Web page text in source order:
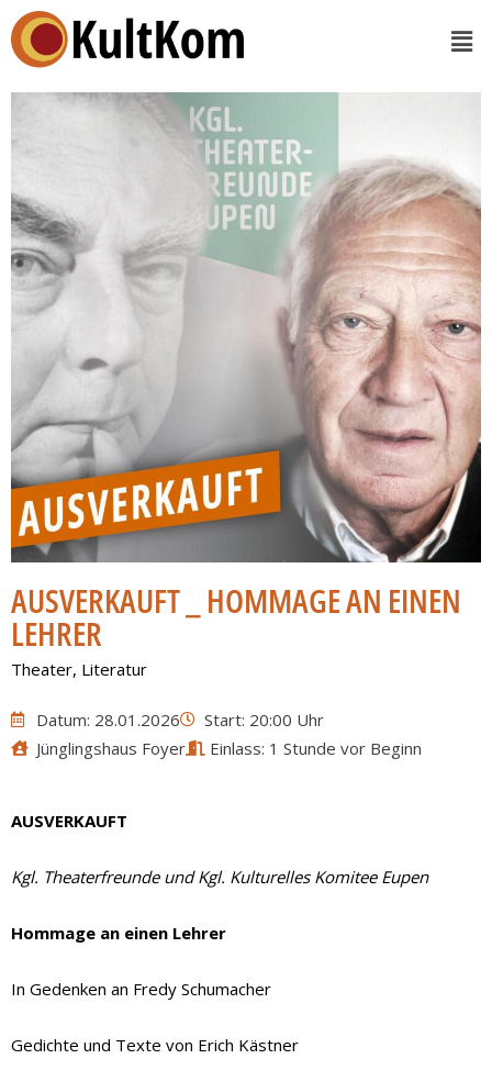
AUSVERKAUFT _ HOMMAGE AN EINEN
LEHRER
Theater, Literatur
Datum: 28.01.2026
Start: 20:00 Uhr
Jünglingshaus Foyer
Einlass: 1 Stunde vor Beginn
AUSVERKAUFT
Kgl. Theaterfreunde und Kgl. Kulturelles Komitee Eupen
Hommage an einen Lehrer
In Gedenken an Fredy Schumacher
Gedichte und Texte von Erich Kästner